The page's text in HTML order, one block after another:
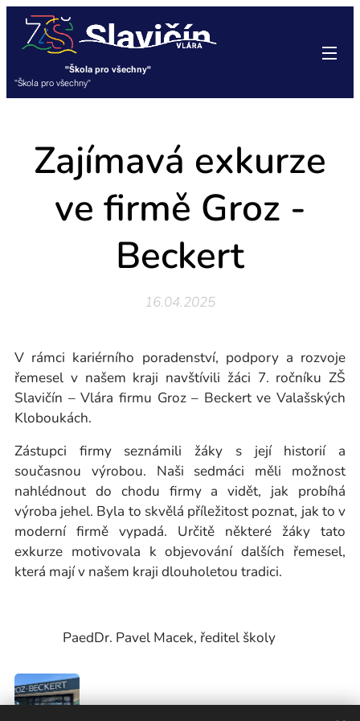
"Škola pro všechny"
"Škola pro všechny"
Zajímavá exkurze
ve firmě Groz -
Beckert
16.04.2025
V rámci kariérního poradenství, podpory a rozvoje
řemesel v našem kraji navštívili žáci 7. ročníku ZŠ
Slavičín – Vlára firmu Groz – Beckert ve Valašských
Kloboukách.
Zástupci firmy seznámili žáky s její historií a
současnou výrobou. Naši sedmáci měli možnost
nahlédnout do chodu firmy a vidět, jak probíhá
výroba jehel. Byla to skvělá příležitost poznat, jak to v
moderní firmě vypadá. Určitě některé žáky tato
exkurze motivovala k objevování dalších řemesel,
která mají v našem kraji dlouholetou tradici.
PaedDr. Pavel Macek, ředitel školy